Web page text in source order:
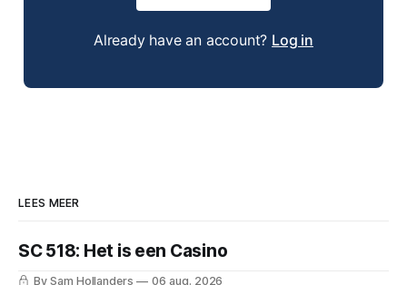
Already have an account? Log in
LEES MEER
SC 518: Het is een Casino
By Sam Hollanders 06 aug. 2026